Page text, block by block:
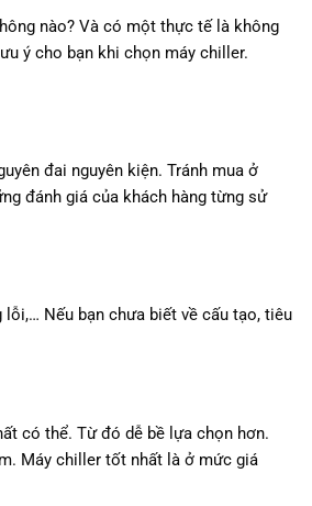
nào? Và có một thực tế là không
ý cho bạn khi chọn máy chiller.
đai nguyên kiện. Tránh mua ở
đánh giá của khách hàng từng sử
Nếu bạn chưa biết về cấu tạo, tiêu
có thể. Từ đó dễ bề lựa chọn hơn.
Máy chiller tốt nhất là ở mức giá